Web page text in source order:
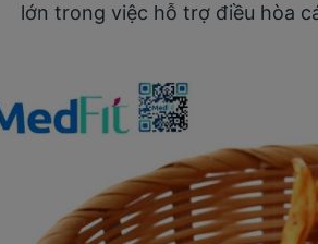
lớn trong việc hỗ trợ điều hòa